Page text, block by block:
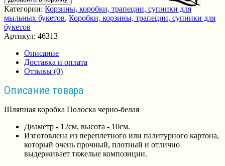
Категории: Корзины, коробки, трапеции, супники для
мыльных букетов, Коробки, корзины, трапеции, супники для
букетов
Артикул: 46313
Описание
Доставка и оплата
Отзывы (0)
Описание товара
Шляпная коробка Полоска черно-белая
Диаметр - 12см, высота - 10см.
Изготовлена из переплетного или палитурного картона,
который очень прочный, плотный и отлично
выдерживает тяжелые композиции.